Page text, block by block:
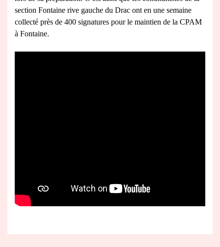
section Fontaine rive gauche du Drac ont en une semaine
collecté près de 400 signatures pour le maintien de la CPAM
à Fontaine.